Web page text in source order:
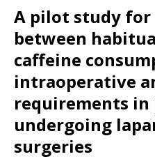
A pilot study
between
caffeine
intraoperative
requirements
undergoing
surgeries